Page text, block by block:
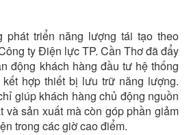
phát triển năng lượng tái tạo theo
ty Điện lực TP. Cần Thơ đã đẩy
động khách hàng đầu tư hệ thống
hợp thiết bị lưu trữ năng lượng.
giúp khách hàng chủ động nguồn
và sản xuất mà còn góp phần giảm
trong các giờ cao điểm.